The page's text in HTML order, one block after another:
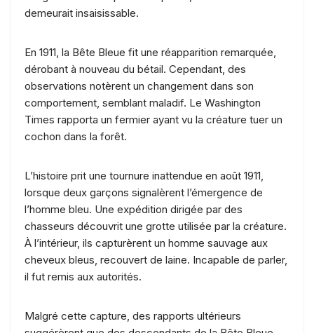
demeurait insaisissable.
En 1911, la Bête Bleue fit une réapparition remarquée,
dérobant à nouveau du bétail. Cependant, des
observations notèrent un changement dans son
comportement, semblant maladif. Le Washington
Times rapporta un fermier ayant vu la créature tuer un
cochon dans la forêt.
L’histoire prit une tournure inattendue en août 1911,
lorsque deux garçons signalèrent l’émergence de
l’homme bleu. Une expédition dirigée par des
chasseurs découvrit une grotte utilisée par la créature.
À l’intérieur, ils capturèrent un homme sauvage aux
cheveux bleus, recouvert de laine. Incapable de parler,
il fut remis aux autorités.
Malgré cette capture, des rapports ultérieurs